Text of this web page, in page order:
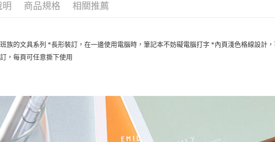
明 商品規格 相關推薦
族的文具系列 *長形裝訂，在一邊使用電腦時，筆記本不妨礙電腦打字 *內頁淺色格線設計
，每頁可任意撕下使用